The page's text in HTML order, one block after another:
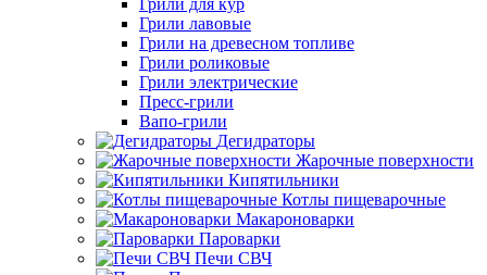
Грили лавовые
Грили на древесном топливе
Грили роликовые
Грили электрические
Пресс-грили
Вапо-грили
Дегидраторы
Жарочные поверхности
Кипятильники
Котлы пищеварочные
Макароноварки
Пароварки
Печи СВЧ